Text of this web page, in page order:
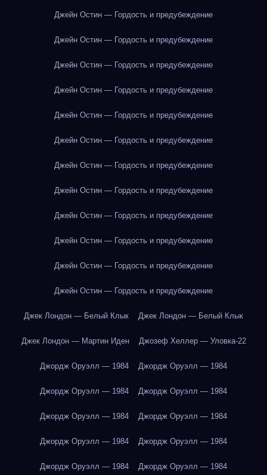
Джейн Остин — Гордость и предубеждение
Джейн Остин — Гордость и предубеждение
Джейн Остин — Гордость и предубеждение
Джейн Остин — Гордость и предубеждение
Джейн Остин — Гордость и предубеждение
Джейн Остин — Гордость и предубеждение
Джейн Остин — Гордость и предубеждение
Джейн Остин — Гордость и предубеждение
Джейн Остин — Гордость и предубеждение
Джейн Остин — Гордость и предубеждение
Джейн Остин — Гордость и предубеждение
Джейн Остин — Гордость и предубеждение
Джек Лондон — Белый Клык Джек Лондон — Белый Клык
Джек Лондон — Мартин Иден Джозеф Хеллер — Уловка-22
Джордж Оруэлл — 1984 Джордж Оруэлл — 1984
Джордж Оруэлл — 1984 Джордж Оруэлл — 1984
Джордж Оруэлл — 1984 Джордж Оруэлл — 1984
Джордж Оруэлл — 1984 Джордж Оруэлл — 1984
Джордж Оруэлл — 1984 Джордж Оруэлл — 1984